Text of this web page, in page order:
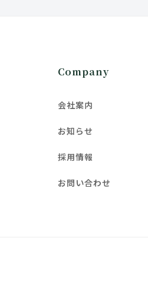
Company
会社案内
お知らせ
採用情報
お問い合わせ